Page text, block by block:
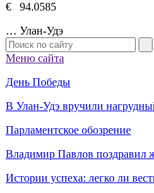
€ 94.0585
… Улан-Удэ
Меню сайта
День Победы
В Улан-Удэ вручили
Парламентское обозрение
Владимир Павлов поздравил
Истории успеха: легко ли